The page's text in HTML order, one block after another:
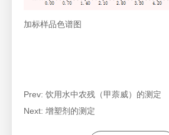
加标样品色谱图
Prev: 饮用水中农残（甲萘威）的测定
Next: 增塑剂的测定